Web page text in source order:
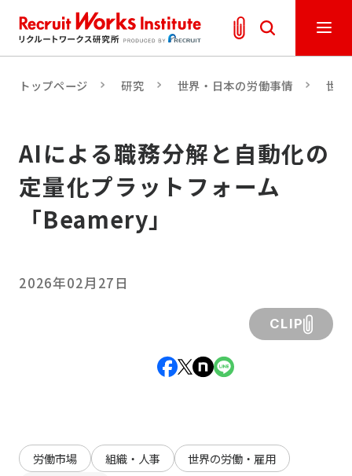
トップページ 研究 世界・日本の労働事情 世
AIによる職務分解と自動化の
定量化プラットフォーム
「Beamery」
2026年02月27日
CLIP
労働市場 組織・人事
世界の労働・雇用